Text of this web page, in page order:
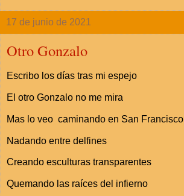
17 de junio de 2021
Otro Gonzalo
Escribo los días tras mi espejo
El otro Gonzalo no me mira
Mas lo veo caminando en San Francisco
Nadando entre delfines
Creando esculturas transparentes
Quemando las raíces del infierno